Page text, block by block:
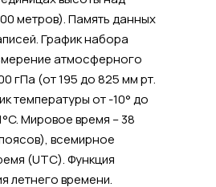
метров). Память данных
График набора
атмосферного
гПа (от 195 до 825 мм рт.
температуры от -10° до
Мировое время – 38
всемирное
(UTC). Функция
летнего времени.